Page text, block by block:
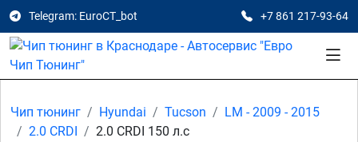
Telegram: EuroCT_bot +7 861 217-93-64
Чип тюнинг Hyundai Tucson
LM - 2009 - 2015
2.0 CRDI
2.0 CRDI 150 л.с